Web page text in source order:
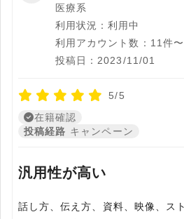
医療系
利用状況：利用中
利用アカウント数：11件
投稿日：2023/11/01
5/5
在籍確認
投稿経路 キャンペーン
汎用性が高い
話し方、伝え方、資料、映像、ス